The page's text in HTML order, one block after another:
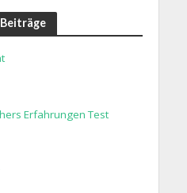
Erfahrungen Test